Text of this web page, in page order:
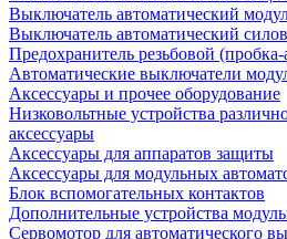
Выключатель автоматический
Выключатель автоматический
Предохранитель резьбовой (пробка-
Автоматические выключатели
Аксессуары и прочее оборудование
Низковольтные устройства
аксессуары
Аксессуары для аппаратов защиты
Аксессуары для модульных
Блок вспомогательных контактов
Дополнительные устройства
Сервомотор для автоматического